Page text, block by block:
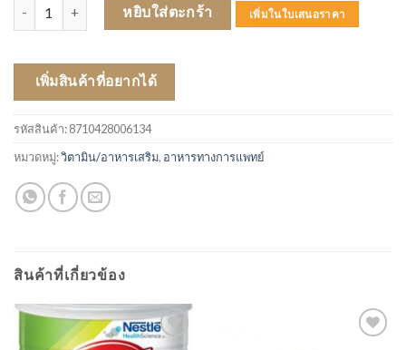
จำนวน PROSURE 1 กระป๋อง ชิ้น
หยิบใส่ตะกร้า เพิ่มในใบเสนอราคา
เพิ่มสินค้าที่อยากได้
รหัสสินค้า:8710428006134
หมวดหมู่:วิตามิน/อาหารเสริม, อาหารทางการแพทย์
สินค้าที่เกี่ยวข้อง